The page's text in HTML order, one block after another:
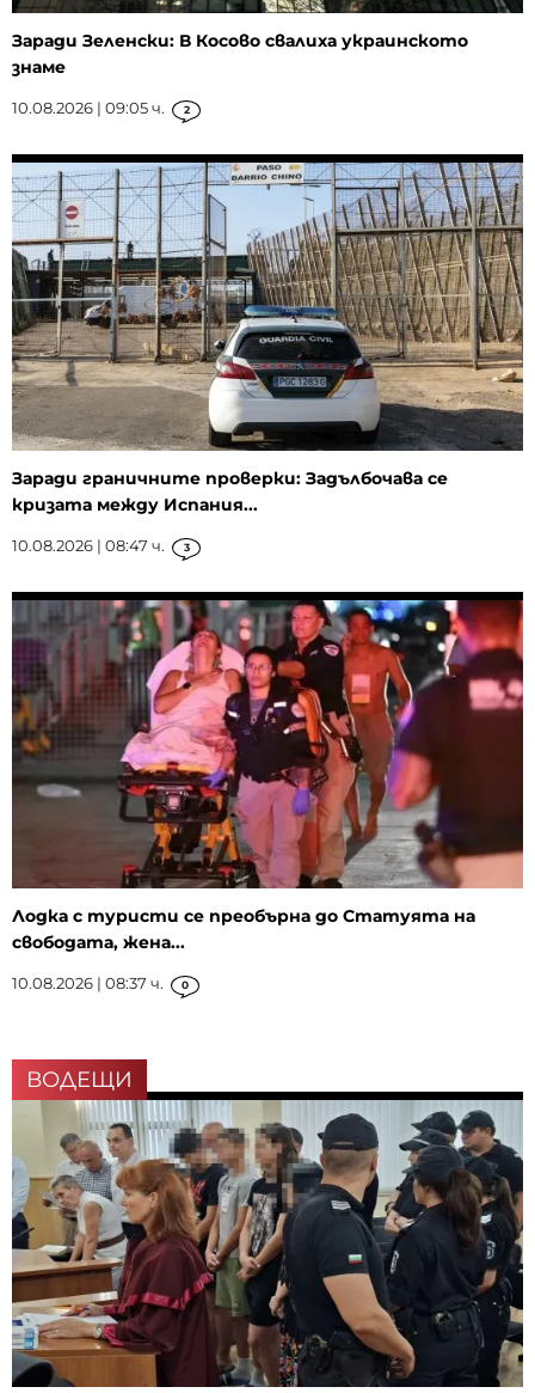
Заради Зеленски: В Косово свалиха украинското
знаме
10.08.2026 | 09:05 ч. 2
Заради граничните проверки: Задълбочава се
кризата между Испания...
10.08.2026 | 08:47 ч. 3
Лодка с туристи се преобърна до Статуята на
свободата, жена...
10.08.2026 | 08:37 ч. 0
ВОДЕЩИ